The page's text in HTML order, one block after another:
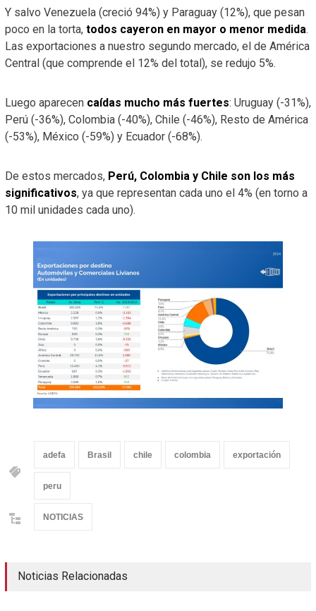
Y salvo Venezuela (creció 94%) y Paraguay (12%), que pesan
poco en la torta, todos cayeron en mayor o menor medida.
Las exportaciones a nuestro segundo mercado, el de América
Central (que comprende el 12% del total), se redujo 5%.
Luego aparecen caídas mucho más fuertes: Uruguay (-31%),
Perú (-36%), Colombia (-40%), Chile (-46%), Resto de América
(-53%), México (-59%) y Ecuador (-68%).
De estos mercados, Perú, Colombia y Chile son los más
significativos, ya que representan cada uno el 4% (en torno a
10 mil unidades cada uno).
adefa Brasil chile colombia exportación
peru
NOTICIAS
Noticias Relacionadas